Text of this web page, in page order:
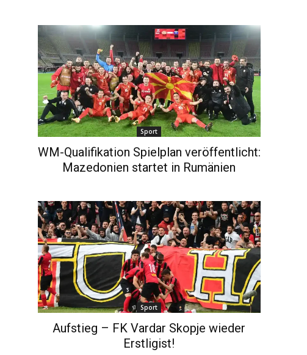
Sport
WM-Qualifikation Spielplan veröffentlicht:
Mazedonien startet in Rumänien
Sport
Aufstieg – FK Vardar Skopje wieder
Erstligist!